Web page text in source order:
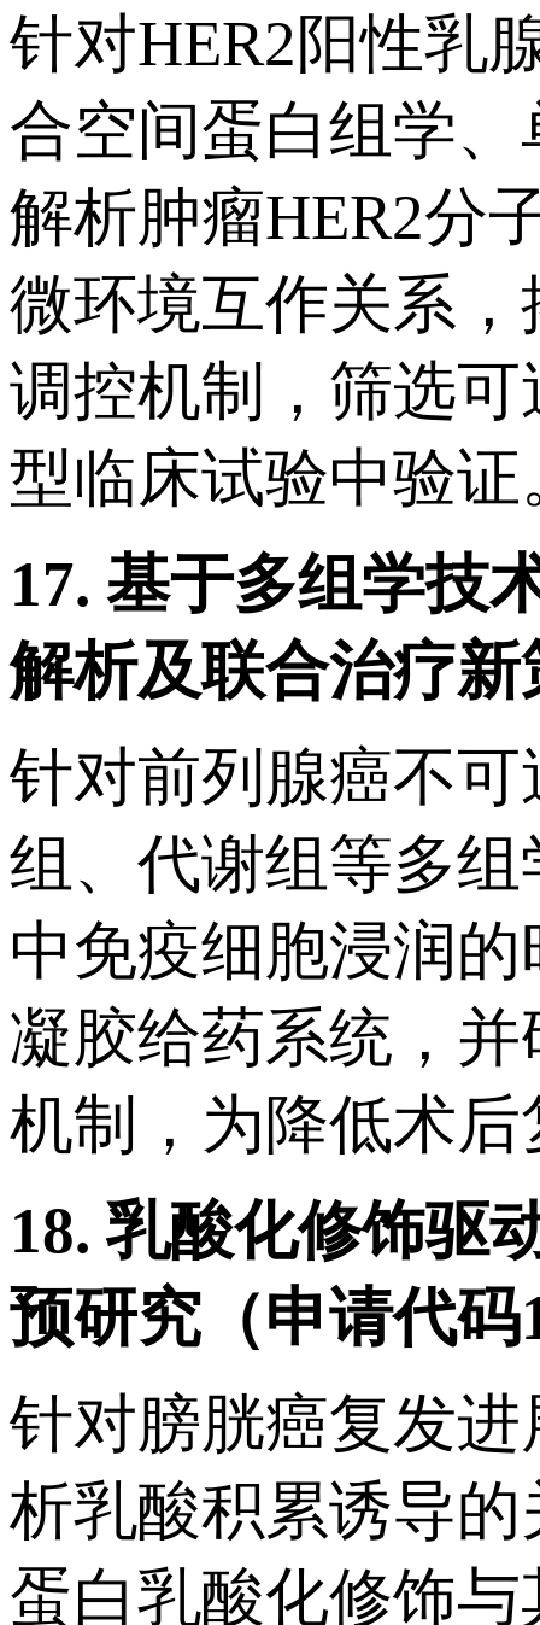
针对HER2阳性乳
合空间蛋白组学
解析肿瘤HER2分
微环境互作关系
调控机制，筛选
型临床试验中验证
17. 基于多组学技
解析及联合治疗
针对前列腺癌不
组、代谢组等多
中免疫细胞浸润
凝胶给药系统，
机制，为降低术
18. 乳酸化修饰驱
预研究（申请代码
针对膀胱癌复发
析乳酸积累诱导
蛋白乳酸化修饰